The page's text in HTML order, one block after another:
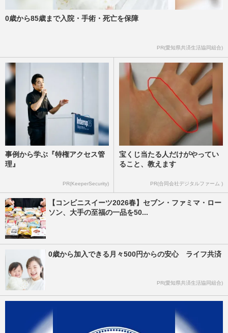
0歳から85歳まで入院・手術・死亡を保障
PR(愛知県共済生活協同組合)
事例から学ぶ『特権アクセス管
理』
PR(KeeperSecurity)
宝くじ当たる人だけがやってい
ること、教えます
PR(合同会社デジタルファーム )
【コンビニスイーツ2026春】セブン・ファミマ・ロー
ソン、大手の至福の一品を50...
0歳から加入できる月々500円からの安心 ライフ共済
PR(愛知県共済生活協同組合)